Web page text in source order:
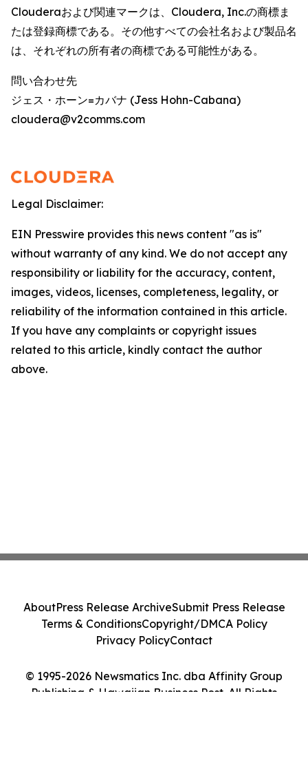
Clouderaおよび関連マークは、Cloudera, Inc.の商標ま
たは登録商標である。その他すべての会社名および製品名
は、それぞれの所有者の商標である可能性がある。
問い合わせ先
ジェス・ホーン=カバナ (Jess Hohn-Cabana)
cloudera@v2comms.com
Legal Disclaimer:
EIN Presswire provides this news content "as is"
without warranty of any kind. We do not accept any
responsibility or liability for the accuracy, content,
images, videos, licenses, completeness, legality, or
reliability of the information contained in this article.
If you have any complaints or copyright issues
related to this article, kindly contact the author
above.
© 1995-2026 Newsmatics Inc. dba Affinity Group
Publishing & Hawaiian Business Post. All Rights
AboutPress Release ArchiveSubmit Press Release
Terms & ConditionsCopyright/DMCA Policy
Privacy PolicyContact